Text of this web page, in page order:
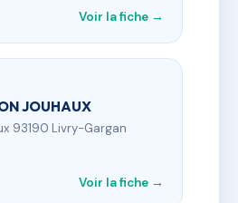
Voir la fiche →
JOUHAUX
93190 Livry-Gargan
Voir la fiche →